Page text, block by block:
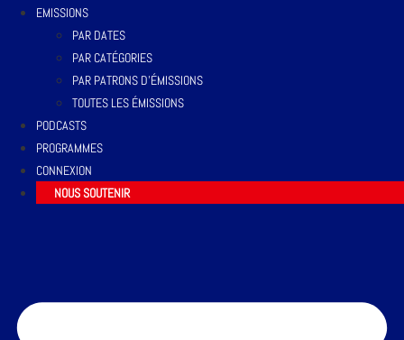
EMISSIONS
PAR DATES
PAR CATÉGORIES
PAR PATRONS D’ÉMISSIONS
TOUTES LES ÉMISSIONS
PODCASTS
PROGRAMMES
CONNEXION
NOUS SOUTENIR